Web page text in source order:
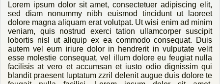
Lorem ipsum dolor sit amet, consectetuer adipiscing elit,
sed diam nonummy nibh euismod tincidunt ut laoreet
dolore magna aliquam erat volutpat. Ut wisi enim ad minim
veniam, quis nostrud exerci tation ullamcorper suscipit
lobortis nisl ut aliquip ex ea commodo consequat. Duis
autem vel eum iriure dolor in hendrerit in vulputate velit
esse molestie consequat, vel illum dolore eu feugiat nulla
facilisis at vero et accumsan et iusto odio dignissim qui
blandit praesent luptatum zzril delenit augue duis dolore te